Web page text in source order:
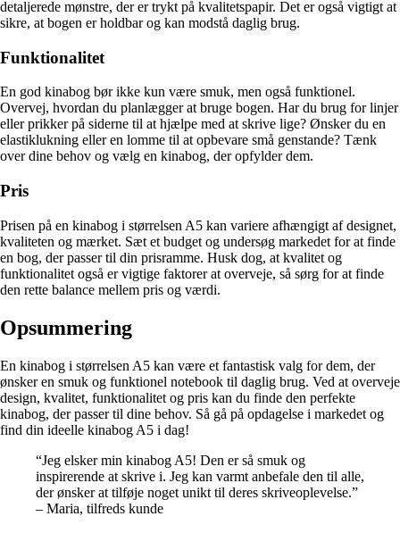
detaljerede mønstre, der er trykt på kvalitetspapir. Det er også vigtigt at
sikre, at bogen er holdbar og kan modstå daglig brug.
Funktionalitet
En god kinabog bør ikke kun være smuk, men også funktionel.
Overvej, hvordan du planlægger at bruge bogen. Har du brug for linjer
eller prikker på siderne til at hjælpe med at skrive lige? Ønsker du en
elastiklukning eller en lomme til at opbevare små genstande? Tænk
over dine behov og vælg en kinabog, der opfylder dem.
Pris
Prisen på en kinabog i størrelsen A5 kan variere afhængigt af designet,
kvaliteten og mærket. Sæt et budget og undersøg markedet for at finde
en bog, der passer til din prisramme. Husk dog, at kvalitet og
funktionalitet også er vigtige faktorer at overveje, så sørg for at finde
den rette balance mellem pris og værdi.
Opsummering
En kinabog i størrelsen A5 kan være et fantastisk valg for dem, der
ønsker en smuk og funktionel notebook til daglig brug. Ved at overveje
design, kvalitet, funktionalitet og pris kan du finde den perfekte
kinabog, der passer til dine behov. Så gå på opdagelse i markedet og
find din ideelle kinabog A5 i dag!
“Jeg elsker min kinabog A5! Den er så smuk og
inspirerende at skrive i. Jeg kan varmt anbefale den til alle,
der ønsker at tilføje noget unikt til deres skriveoplevelse.”
– Maria, tilfreds kunde